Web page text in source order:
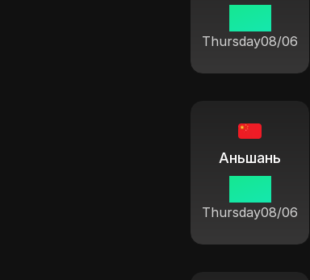
Thursday08/06
Аньшань
Thursday08/06